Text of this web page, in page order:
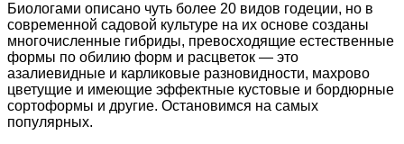
Биологами описано чуть более 20 видов годеции, но в
современной садовой культуре на их основе созданы
многочисленные гибриды, превосходящие естественные
формы по обилию форм и расцветок — это
азалиевидные и карликовые разновидности, махрово
цветущие и имеющие эффектные кустовые и бордюрные
сортоформы и другие. Остановимся на самых
популярных.